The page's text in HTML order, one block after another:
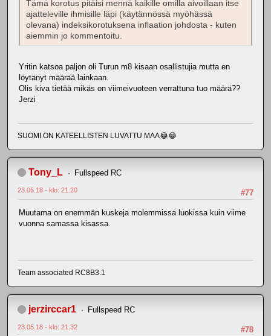
Tämä korotus pitäisi mennä kaikille omilla aivoillaan itse
ajatteleville ihmisille läpi (käytännössä myöhässä
olevana) indeksikorotuksena inflaation johdosta - kuten
aiemmin jo kommentoitu.
Yritin katsoa paljon oli Turun m8 kisaan osallistujia mutta en
löytänyt määrää lainkaan.
Olis kiva tietää mikäs on viimeivuoteen verrattuna tuo määrä??
Jerzi
SUOMI ON KATEELLISTEN LUVATTU MAA😂😂
Tony_L Fullspeed RC
#77
23.05.18 - klo: 21.20
Muutama on enemmän kuskeja molemmissa luokissa kuin viime
vuonna samassa kisassa.
Team associated RC8B3.1
jerzirccar1 Fullspeed RC
#78
23.05.18 - klo: 21.32